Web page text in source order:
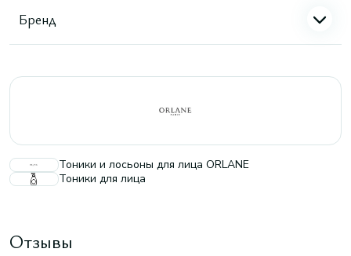
Бренд
Тоники и лосьоны для лица ORLANE
Тоники для лица
Отзывы